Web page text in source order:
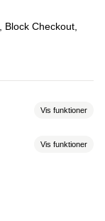
Block Checkout
Vis funktioner
Vis funktioner